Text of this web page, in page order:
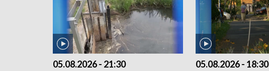
05.08.2026 - 21:30 05.08.2026 - 18:30